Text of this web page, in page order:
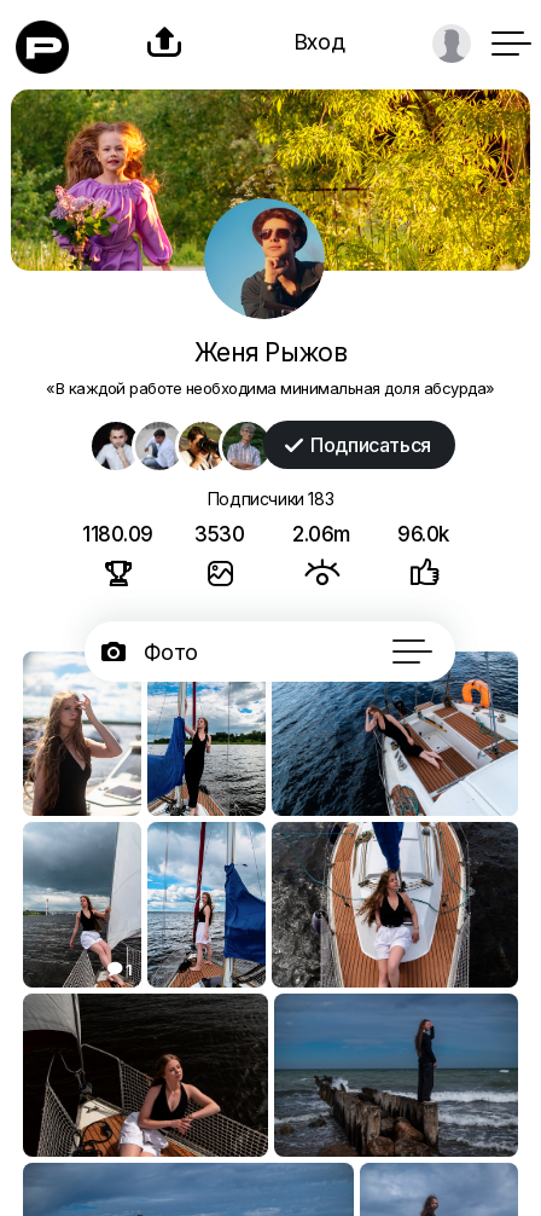
 Вход
Женя Рыжов
«В каждой работе необходима минимальная доля абсурда»
 Подписаться
Подписчики183
1180.09

3530

2.06m

96.0k

 Фото
 Портфолио 50
 Серии
 Блог
 Подписчики
 Об авторе
...
Юлиана
 18.18
Поход по Шексне
 14.65
Юлиана
24.25
На парусе
14.80
 1
Юлиана
10.82
На яхте
Юлиана на яхте Геля на море